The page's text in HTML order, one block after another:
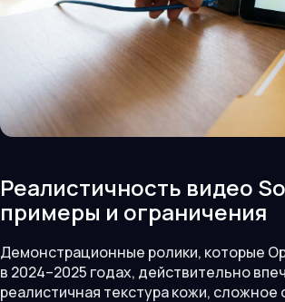
Реалистичность видео
примеры и ограничения
Демонстрационные ролики, которые
в 2024–2025 годах, действительно
реалистичная текстура кожи,